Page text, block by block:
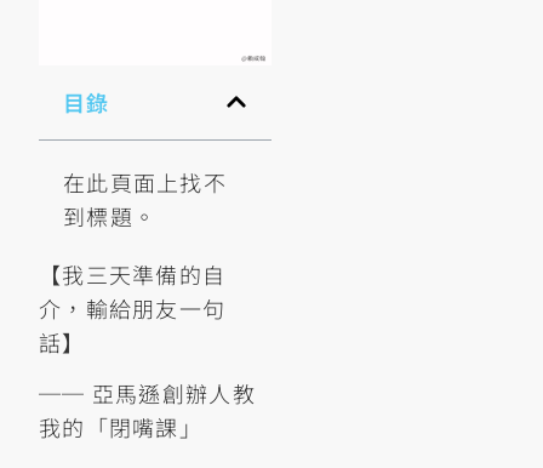
目錄
在此頁面上找不
到標題。
【我三天準備的自
介，輸給朋友一句
話】
── 亞馬遜創辦人教
我的「閉嘴課」